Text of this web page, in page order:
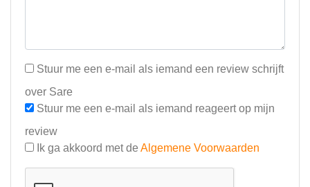
Stuur me een e-mail als iemand een review schrijft
over Sare
Stuur me een e-mail als iemand reageert op mijn
review
Ik ga akkoord met de Algemene Voorwaarden